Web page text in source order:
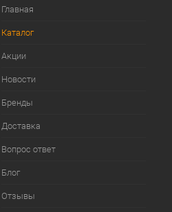
Главная
Каталог
Акции
Новости
Бренды
Доставка
Вопрос ответ
Блог
Отзывы